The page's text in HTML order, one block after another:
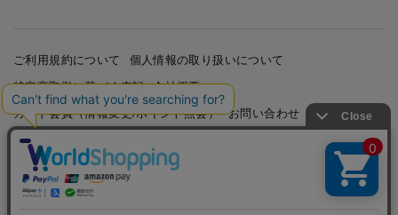
ご利用規約について
個人情報の取り扱いについて
特定商取引に基づく表記
会社概要
カード会員（情報変更/ポイント照会）
お問い合わせ
Copyright © HARUYAMA TRADING CO.,LTD. All Rights